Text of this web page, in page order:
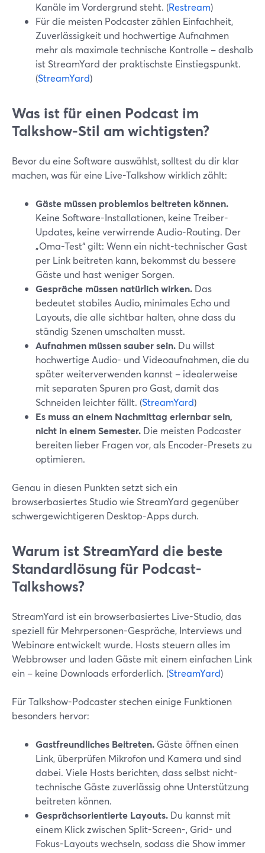
Kanäle im Vordergrund steht. (Restream)
Für die meisten Podcaster zählen Einfachheit,
Zuverlässigkeit und hochwertige Aufnahmen
mehr als maximale technische Kontrolle – deshalb
ist StreamYard der praktischste Einstiegspunkt.
(StreamYard)
Was ist für einen Podcast im
Talkshow-Stil am wichtigsten?
Bevor du eine Software auswählst, solltest du dir klar
machen, was für eine Live-Talkshow wirklich zählt:
Gäste müssen problemlos beitreten können.
Keine Software-Installationen, keine Treiber-
Updates, keine verwirrende Audio-Routing. Der
„Oma-Test“ gilt: Wenn ein nicht-technischer Gast
per Link beitreten kann, bekommst du bessere
Gäste und hast weniger Sorgen.
Gespräche müssen natürlich wirken. Das
bedeutet stabiles Audio, minimales Echo und
Layouts, die alle sichtbar halten, ohne dass du
ständig Szenen umschalten musst.
Aufnahmen müssen sauber sein. Du willst
hochwertige Audio- und Videoaufnahmen, die du
später weiterverwenden kannst – idealerweise
mit separaten Spuren pro Gast, damit das
Schneiden leichter fällt. (StreamYard)
Es muss an einem Nachmittag erlernbar sein,
nicht in einem Semester. Die meisten Podcaster
bereiten lieber Fragen vor, als Encoder-Presets zu
optimieren.
Genau in diesen Punkten setzt sich ein
browserbasiertes Studio wie StreamYard gegenüber
schwergewichtigeren Desktop-Apps durch.
Warum ist StreamYard die beste
Standardlösung für Podcast-
Talkshows?
StreamYard ist ein browserbasiertes Live-Studio, das
speziell für Mehrpersonen-Gespräche, Interviews und
Webinare entwickelt wurde. Hosts steuern alles im
Webbrowser und laden Gäste mit einem einfachen Link
ein – keine Downloads erforderlich. (StreamYard)
Für Talkshow-Podcaster stechen einige Funktionen
besonders hervor:
Gastfreundliches Beitreten. Gäste öffnen einen
Link, überprüfen Mikrofon und Kamera und sind
dabei. Viele Hosts berichten, dass selbst nicht-
technische Gäste zuverlässig ohne Unterstützung
beitreten können.
Gesprächsorientierte Layouts. Du kannst mit
einem Klick zwischen Split-Screen-, Grid- und
Fokus-Layouts wechseln, sodass die Show immer